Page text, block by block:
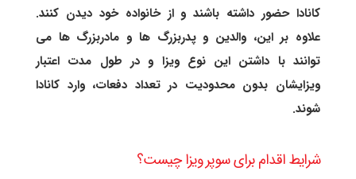
کانادا حضور داشته باشند و از خانواده خود دیدن کنند.
علاوه بر این، والدین و پدربزرگ ها و مادربزرگ ها می
توانند با داشتن این نوع ویزا و در طول مدت اعتبار
ویزایشان بدون محدودیت در تعداد دفعات، وارد کانادا
شوند.
شرایط اقدام برای سوپر ویزا چیست؟